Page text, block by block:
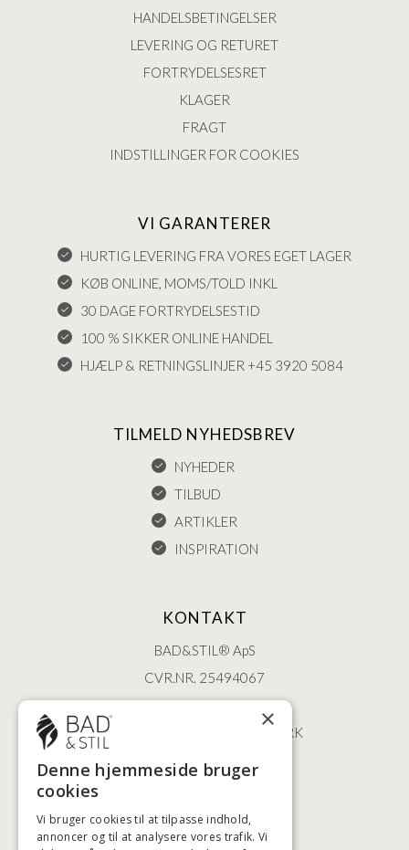
HANDELSBETINGELSER
LEVERING OG RETURET
FORTRYDELSESRET
KLAGER
FRAGT
INDSTILLINGER FOR COOKIES
VI GARANTERER
HURTIG LEVERING FRA VORES EGET LAGER
KØB ONLINE, MOMS/TOLD INKL
30 DAGE FORTRYDELSESTID
100 % SIKKER ONLINE HANDEL
HJÆLP & RETNINGSLINJER +45 3920 5084
TILMELD NYHEDSBREV
NYHEDER
TILBUD
ARTIKLER
INSPIRATION
KONTAKT
BAD&STIL® ApS
CVR.NR. 25494067
ØSTERBROGADE 202
2100 KØBENHAVN • DANMARK
+45 3920 5084
×
Denne hjemmeside bruger
cookies
Vi bruger cookies til at tilpasse indhold,
annoncer og til at analysere vores trafik. Vi